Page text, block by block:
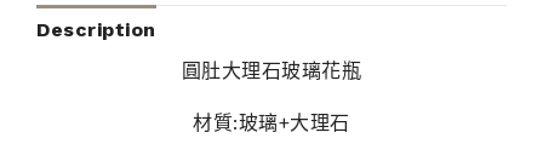
Description
圓肚大理石玻璃花瓶
材質:玻璃+大理石